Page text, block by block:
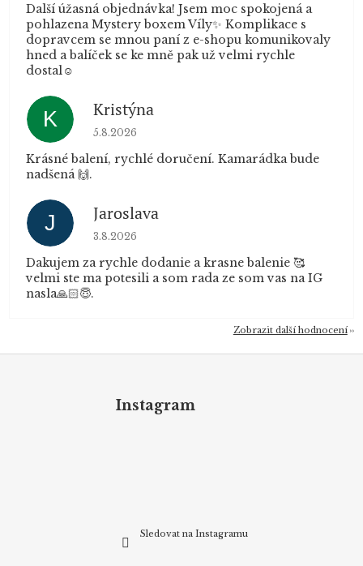
Další úžasná objednávka! Jsem moc spokojená a
pohlazena Mystery boxem Víly✨ Komplikace s
dopravcem se mnou paní z e-shopu komunikovaly
hned a balíček se ke mně pak už velmi rychle
dostal☺️
K Kristýna
Hodnocení obchodu je 5 z 5 hvězdiček.
5.8.2026
Krásné balení, rychlé doručení. Kamarádka bude
nadšená 🙌.
J Jaroslava
Hodnocení obchodu je 5 z 5 hvězdiček.
3.8.2026
Dakujem za rychle dodanie a krasne balenie 🥰
velmi ste ma potesili a som rada ze som vas na IG
nasla🙏🏻😇.
Zobrazit další hodnocení
Instagram
Sledovat na Instagramu